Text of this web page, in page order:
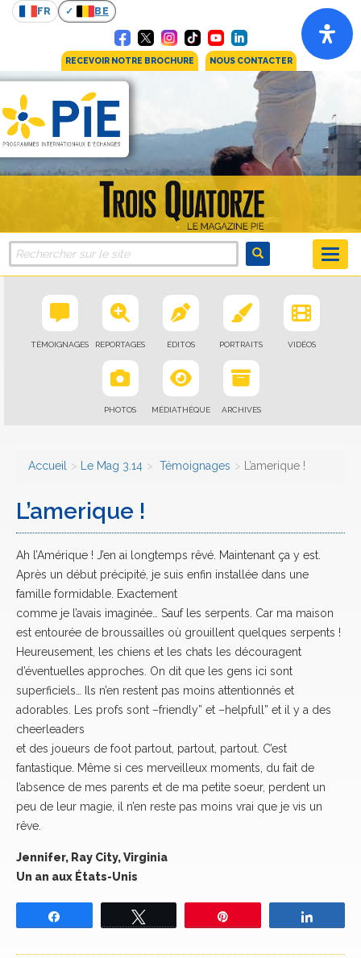
FR BE
RECEVOIR NOTRE BROCHURE NOUS CONTACTER
TÉMOIGNAGES REPORTAGES ÉDITOS PORTRAITS VIDÉOS
PHOTOS MÉDIATHÈQUE ARCHIVES
Accueil Le Mag 3.14 Témoignages L’amerique !
L’amerique !
Ah l’Amérique ! J’en ai longtemps rêvé. Maintenant ça y est.
Après un début précipité, je suis enfin installée dans une
famille formidable. Exactement
comme je l’avais imaginée… Sauf les serpents. Car ma maison
est entourée de broussailles où grouillent quelques serpents !
Heureusement, les chiens et les chats les découragent
d’éventuelles approches. On dit que les gens ici sont
superficiels… Ils n’en restent pas moins attentionnés et
adorables. Les profs sont –friendly” et –helpfull” et il y a des
cheerleaders
et des joueurs de foot partout, partout, partout. C’est
fantastique. Même si ces merveilleux moments, du fait de
l’absence de mes parents et de ma petite soeur, perdent un
peu de leur magie, il n’en reste pas moins vrai que je vis un
rêve.
Jennifer, Ray City, Virginia
Un an aux États-Unis